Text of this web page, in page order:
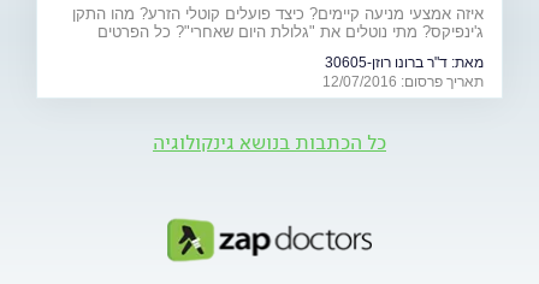
איזה אמצעי מניעה קיימים? כיצד פועלים קוטלי הזרע? מהו התקן
ג'ינפיקס? מתי נוטלים את "גלולת היום שאחרי"? כל הפרטים
מאת: ד"ר ברונו רוזן-30605
תאריך פרסום: 12/07/2016
כל הכתבות בנושא גינקולוגיה